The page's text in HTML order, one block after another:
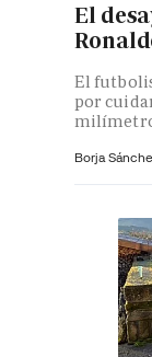
El
El
por
Borja